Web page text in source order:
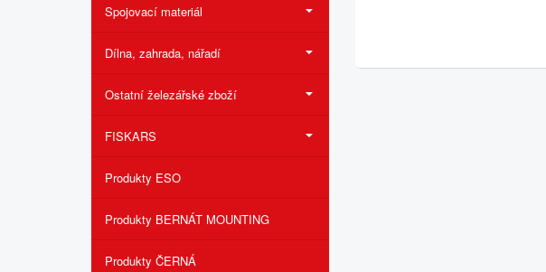
Spojovací materiál
Dílna, zahrada, nářadí
Ostatní železářské zboží
FISKARS
Produkty ESO
Produkty BERNÁT MOUNTING
Produkty ČERNÁ